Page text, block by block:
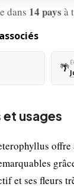
dans 14 pays à
🌴
usages
offre
et ses fleurs